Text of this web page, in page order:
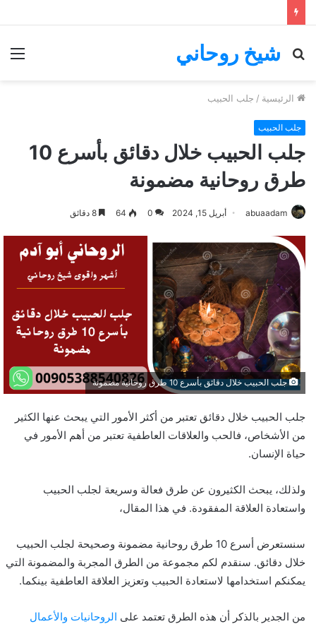
شيخ روحاني
بحث
الرئيسية / جلب الحبيب
جلب الحبيب
جلب الحبيب خلال دقائق بأسرع 10
طرق روحانية مضمونة
abuaadam أبريل 15, 2024 0
64
جلب الحبيب خلال دقائق بأسرع 10 طرق روحانية مضمونة
جلب الحبيب خلال دقائق تعتبر من أكثر الأمور التي يبحث عنها الكثير
من الأشخاص، فالحب والعلاقات العاطفية تعتبر من أهم الأمور في
حياة الإنسان.
ولذلك، يبحث الكثيرون عن طرق فعالة وسريعة لجلب الحبيب
واستعادة العلاقة المفقودة. في هذا المقال،
سنستعرض أسرع 10 طرق روحانية مضمونة وصحيحة لجلب الحبيب
خلال دقائق. سنقدم لكم مجموعة من الطرق المجربة والمضمونة التي
يمكنكم استخدامها لاستعادة الحبيب وتعزيز العلاقة العاطفية بينكما.
من الجدير بالذكر أن هذه الطرق تعتمد على الروحانيات والأعمال